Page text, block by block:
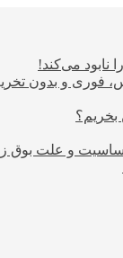
نابود می‌کند!
فوری و بدون
بخریم؟
و علت بوق